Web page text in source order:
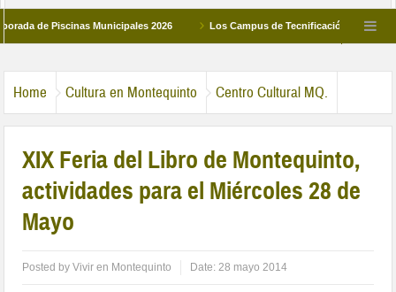
de Piscinas Municipales 2026 Los Campus de Tecnificación Deportiva
Home Cultura en Montequinto Centro Cultural MQ.
XIX Feria del Libro de Montequinto,
actividades para el Miércoles 28 de
Mayo
Posted byVivir en Montequinto Date:28 mayo 2014